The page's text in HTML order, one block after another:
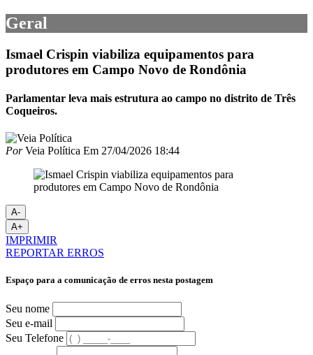
Geral
Ismael Crispin viabiliza equipamentos para
produtores em Campo Novo de Rondônia
Parlamentar leva mais estrutura ao campo no distrito de Três
Coqueiros.
PorVeia Política Em 27/04/2026 18:44
A-
A+
IMPRIMIR
REPORTAR ERROS
Espaço para a comunicação de erros nesta postagem
Seu nome
Seu e-mail
Seu Telefone